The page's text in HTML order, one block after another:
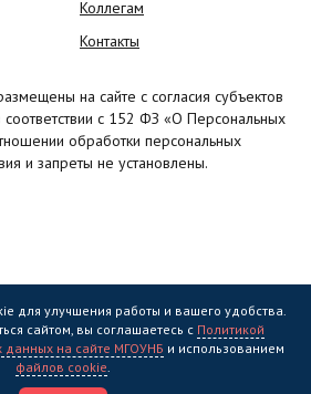
Коллегам
Контакты
на сайте с согласия субъектов
с 152 ФЗ «О Персональных
обработки персональных
и запреты не установлены.
бюджетное учреждение культуры
для улучшения работы и вашего удобства.
сайтом, вы соглашаетесь с Политикой
данных на сайте МГОУНБ и использованием
файлов cookie.